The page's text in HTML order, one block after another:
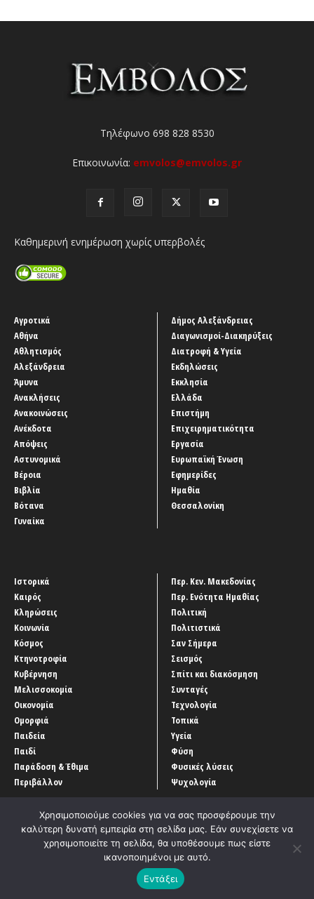
Τηλέφωνο 698 828 8530
Επικοινωνία: emvolos@emvolos.gr
Καθημερινή ενημέρωση χωρίς υπερβολές
Αγροτικά
Αθήνα
Αθλητισμός
Αλεξάνδρεια
Άμυνα
Ανακλήσεις
Ανακοινώσεις
Ανέκδοτα
Απόψεις
Αστυνομικά
Βέροια
Βιβλία
Βότανα
Γυναίκα
Δήμος Αλεξάνδρειας
Διαγωνισμοί-Διακηρύξεις
Διατροφή & Υγεία
Εκδηλώσεις
Εκκλησία
Ελλάδα
Επιστήμη
Επιχειρηματικότητα
Εργασία
Ευρωπαϊκή Ένωση
Εφημερίδες
Ημαθία
Θεσσαλονίκη
Ιστορικά
Καιρός
Κληρώσεις
Κοινωνία
Κόσμος
Κτηνοτροφία
Κυβέρνηση
Μελισσοκομία
Οικονομία
Ομορφιά
Παιδεία
Παιδί
Παράδοση & Έθιμα
Περιβάλλον
Περ. Κεν. Μακεδονίας
Περ. Ενότητα Ημαθίας
Πολιτική
Πολιτιστικά
Σαν Σήμερα
Σεισμός
Σπίτι και διακόσμηση
Συνταγές
Τεχνολογία
Τοπικά
Υγεία
Φύση
Φυσικές λύσεις
Ψυχολογία
‘Οροι χρήσης Αρχείο Άρθρων
Entercom Technologies
Χρησιμοποιούμε cookies για να σας προσφέρουμε την
καλύτερη δυνατή εμπειρία στη σελίδα μας. Εάν συνεχίσετε να
χρησιμοποιείτε τη σελίδα, θα υποθέσουμε πως είστε
ικανοποιημένοι με αυτό.
Εντάξει